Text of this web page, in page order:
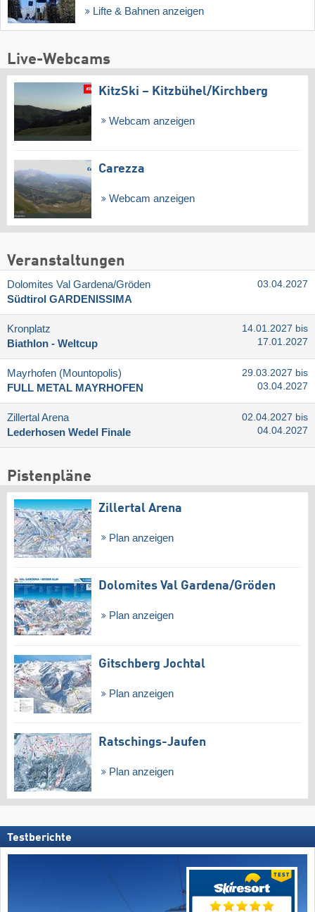
Lifte & Bahnen anzeigen
Live-Webcams
KitzSki – Kitzbühel/​Kirchberg
Webcam anzeigen
Carezza
Webcam anzeigen
Veranstaltungen
Dolomites Val Gardena/​Gröden
Südtirol GARDENISSIMA
03.04.2027
Kronplatz
Biathlon - Weltcup
14.01.2027 bis
17.01.2027
Mayrhofen (Mountopolis)
FULL METAL MAYRHOFEN
29.03.2027 bis
03.04.2027
Zillertal Arena
Lederhosen Wedel Finale
02.04.2027 bis
04.04.2027
Pistenpläne
Zillertal Arena
Plan anzeigen
Dolomites Val Gardena/​Gröden
Plan anzeigen
Gitschberg Jochtal
Plan anzeigen
Ratschings-Jaufen
Plan anzeigen
Testberichte